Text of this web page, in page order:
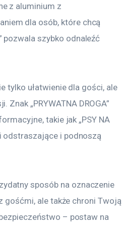
z aluminium z
dla osób, które chcą
pozwala szybko odnaleźć
tylko ułatwienie dla gości, ale
„PRYWATNA DROGA”
takie jak „PSY NA
odstraszające i podnoszą
sposób na oznaczenie
gośćmi, ale także chroni Twoją
– postaw na